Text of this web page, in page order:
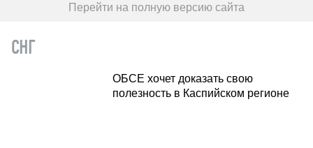
Перейти на полную версию сайта
СНГ
ОБСЕ хочет доказать свою
полезность в Каспийском регионе